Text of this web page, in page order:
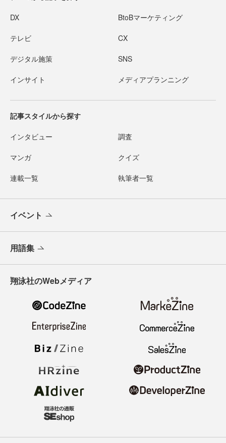
DX BtoBマーケティング
テレビ CX
デジタル施策 SNS
インサイト メディアプランニング
記事スタイルから探す
インタビュー 調査
マンガ クイズ
連載一覧 執筆者一覧
イベント
用語集
翔泳社のWebメディア